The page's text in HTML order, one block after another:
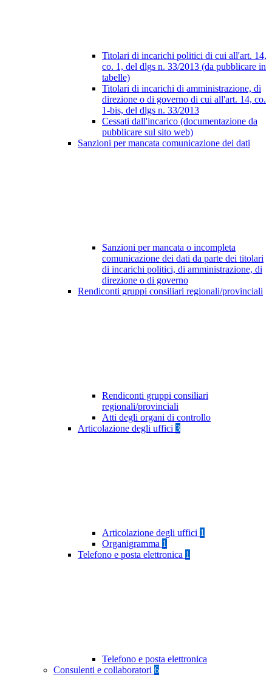
Titolari di incarichi politici di cui all'art. 14,
co. 1, del dlgs n. 33/2013 (da pubblicare in
tabelle)
Titolari di incarichi di amministrazione, di
direzione o di governo di cui all'art. 14, co.
1-bis, del dlgs n. 33/2013
Cessati dall'incarico (documentazione da
pubblicare sul sito web)
Sanzioni per mancata comunicazione dei dati
Sanzioni per mancata o incompleta
comunicazione dei dati da parte dei titolari
di incarichi politici, di amministrazione, di
direzione o di governo
Rendiconti gruppi consiliari regionali/provinciali
Rendiconti gruppi consiliari
regionali/provinciali
Atti degli organi di controllo
Articolazione degli uffici 3
Articolazione degli uffici 1
Organigramma 1
Telefono e posta elettronica 1
Telefono e posta elettronica
Consulenti e collaboratori 6